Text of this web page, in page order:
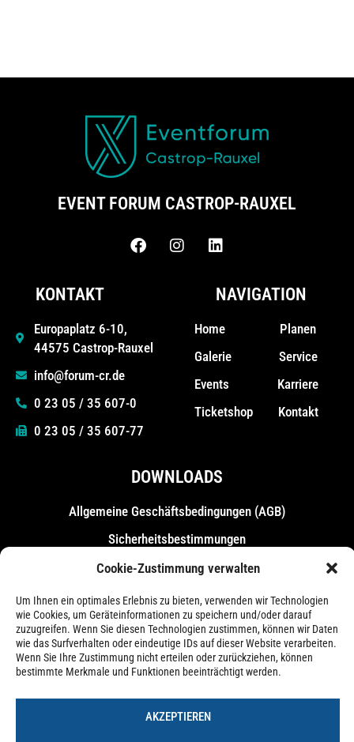
Cookie-Zustimmung verwalten
Um Ihnen ein optimales Erlebnis zu bieten, verwenden wir Technologien
wie Cookies, um Geräteinformationen zu speichern und/oder darauf
zuzugreifen. Wenn Sie diesen Technologien zustimmen, können wir Daten
wie das Surfverhalten oder eindeutige IDs auf dieser Website verarbeiten.
Wenn Sie Ihre Zustimmung nicht erteilen oder zurückziehen, können
bestimmte Merkmale und Funktionen beeinträchtigt werden.
AKZEPTIEREN
EVENT FORUM CASTROP-RAUXEL
KONTAKT
Europaplatz 6-10,
44575 Castrop-Rauxel
info@forum-cr.de
0 23 05 / 35 607-0
0 23 05 / 35 607-77
NAVIGATION
Home
Galerie
Events
Ticketshop
Planen
Service
Karriere
Kontakt
DOWNLOADS
Allgemeine Geschäfts­bedingungen (AGB)
Sicherheitsbestimmungen
Messebestimmungen